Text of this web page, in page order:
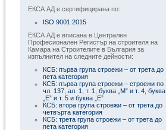
ЕКСА АД е сертифицирана по:
ISO 9001:2015
ЕКСА АД е вписана в Централен
Професионален Регистър на строителя на
Камара на Строителите в България за
изпълнител на следните дейности:
КСБ: първа група строежи – от трета до
пета категория
КСБ: първа група строежи – строежи по
чл. 137, ал. 1, т. 1, буква „М” и т. 4, буква
„Е” и т. 5 и буква „Е”
КСБ: втора група строежи – от трета до
четвърта категория
КСБ: трета група строежи – от трета до
пета категория